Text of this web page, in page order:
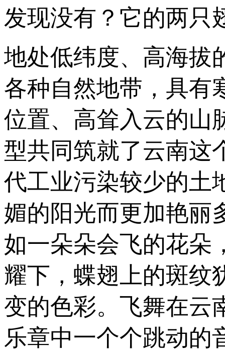
发现没有？它的两只
地处低纬度、高海拔
各种自然地带，具有
位置、高耸入云的山
型共同筑就了云南这
代工业污染较少的土
媚的阳光而更加艳丽
如一朵朵会飞的花朵
耀下，蝶翅上的斑纹
变的色彩。飞舞在云
乐章中一个个跳动的